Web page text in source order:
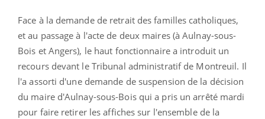
Face à la demande de retrait des familles catholiques,
et au passage à l'acte de deux maires (à Aulnay-sous-
Bois et Angers), le haut fonctionnaire a introduit un
recours devant le Tribunal administratif de Montreuil. Il
l'a assorti d'une demande de suspension de la décision
du maire d'Aulnay-sous-Bois qui a pris un arrêté mardi
pour faire retirer les affiches sur l'ensemble de la